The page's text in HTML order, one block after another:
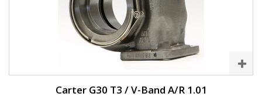
Carter G30 T3 / V-Band A/R 1.01